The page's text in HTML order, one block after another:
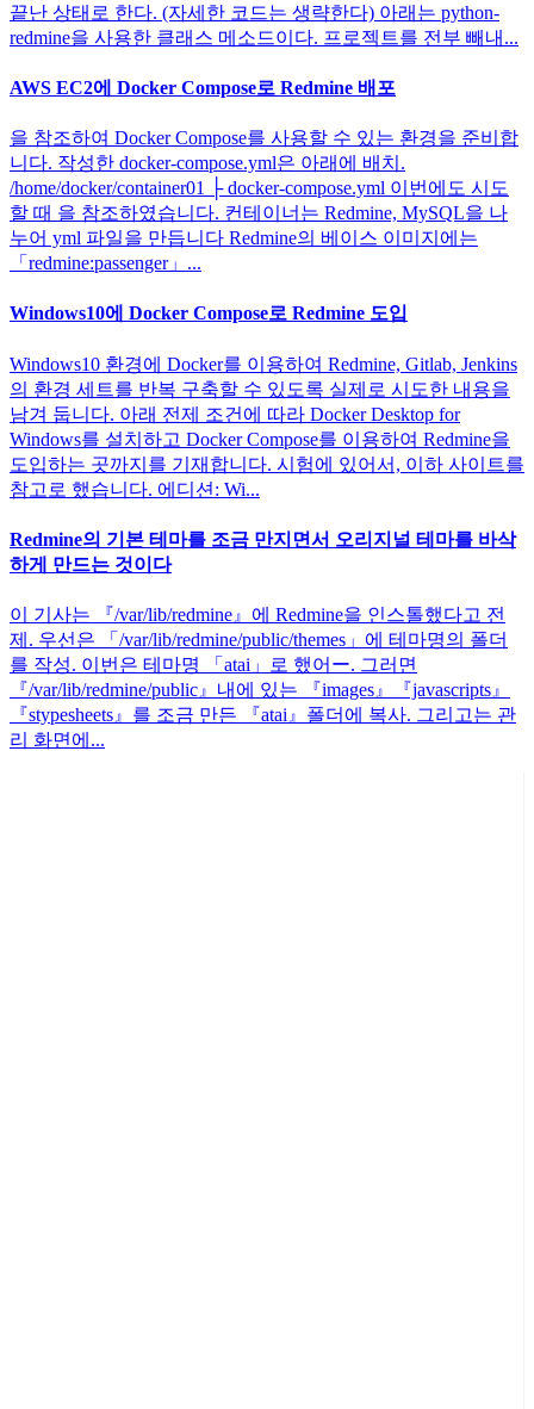
끝난 상태로 한다. (자세한 코드는 생략한다) 아래는 python-
redmine을 사용한 클래스 메소드이다. 프로젝트를 전부 빼내...
AWS EC2에 Docker Compose로 Redmine 배포
을 참조하여 Docker Compose를 사용할 수 있는 환경을 준비합
니다. 작성한 docker-compose.yml은 아래에 배치.
/home/docker/container01 ├ docker-compose.yml 이번에도 시도
할 때 을 참조하였습니다. 컨테이너는 Redmine, MySQL을 나
누어 yml 파일을 만듭니다 Redmine의 베이스 이미지에는
「redmine:passenger」...
Windows10에 Docker Compose로 Redmine 도입
Windows10 환경에 Docker를 이용하여 Redmine, Gitlab, Jenkins
의 환경 세트를 반복 구축할 수 있도록 실제로 시도한 내용을
남겨 둡니다. 아래 전제 조건에 따라 Docker Desktop for
Windows를 설치하고 Docker Compose를 이용하여 Redmine을
도입하는 곳까지를 기재합니다. 시험에 있어서, 이하 사이트를
참고로 했습니다. 에디션: Wi...
Redmine의 기본 테마를 조금 만지면서 오리지널 테마를 바삭
하게 만드는 것이다
이 기사는 『/var/lib/redmine』에 Redmine을 인스톨했다고 전
제. 우선은 「/var/lib/redmine/public/themes」에 테마명의 폴더
를 작성. 이번은 테마명 「atai」로 했어ー. 그러면
『/var/lib/redmine/public』내에 있는 『images』『javascripts』
『stypesheets』를 조금 만든 『atai』폴더에 복사. 그리고는 관
리 화면에...